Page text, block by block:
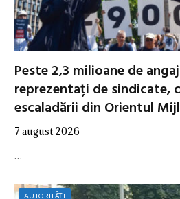
Peste 2,3 milioane de
reprezentați de sindicate,
escaladării din Orientul
7 august 2026
…
AUTORITĂȚI